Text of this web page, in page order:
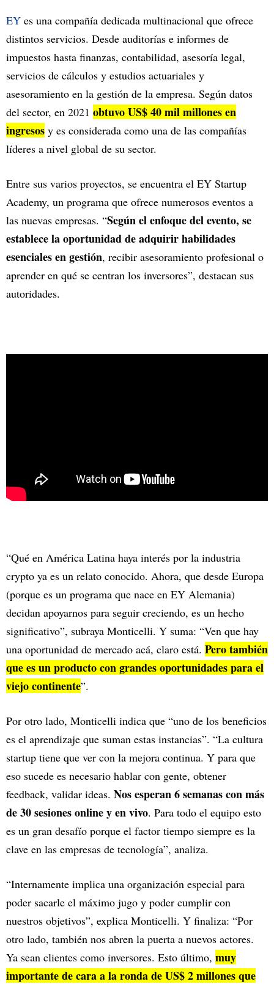
EY es una compañía dedicada multinacional que ofrece
distintos servicios. Desde auditorías e informes de
impuestos hasta finanzas, contabilidad, asesoría legal,
servicios de cálculos y estudios actuariales y
asesoramiento en la gestión de la empresa. Según datos
del sector, en 2021 obtuvo US$ 40 mil millones en
ingresos y es considerada como una de las compañías
líderes a nivel global de su sector.
Entre sus varios proyectos, se encuentra el EY Startup
Academy, un programa que ofrece numerosos eventos a
las nuevas empresas. “Según el enfoque del evento, se
establece la oportunidad de adquirir habilidades
esenciales en gestión, recibir asesoramiento profesional o
aprender en qué se centran los inversores”, destacan sus
autoridades.
“Qué en América Latina haya interés por la industria
crypto ya es un relato conocido. Ahora, que desde Europa
(porque es un programa que nace en EY Alemania)
decidan apoyarnos para seguir creciendo, es un hecho
significativo”, subraya Monticelli. Y suma: “Ven que hay
una oportunidad de mercado acá, claro está. Pero también
que es un producto con grandes oportunidades para el
viejo continente”.
Por otro lado, Monticelli indica que “uno de los beneficios
es el aprendizaje que suman estas instancias”. “La cultura
startup tiene que ver con la mejora continua. Y para que
eso sucede es necesario hablar con gente, obtener
feedback, validar ideas. Nos esperan 6 semanas con más
de 30 sesiones online y en vivo. Para todo el equipo esto
es un gran desafío porque el factor tiempo siempre es la
clave en las empresas de tecnología”, analiza.
“Internamente implica una organización especial para
poder sacarle el máximo jugo y poder cumplir con
nuestros objetivos”, explica Monticelli. Y finaliza: “Por
otro lado, también nos abren la puerta a nuevos actores.
Ya sean clientes como inversores. Esto último, muy
importante de cara a la ronda de US$ 2 millones que